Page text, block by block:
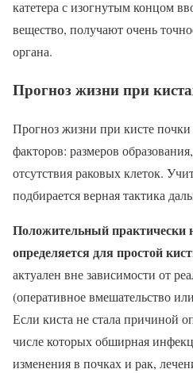
катетера с изогнутым концом
вещество, получают очень
органа.
Прогноз жизни при
Прогноз жизни при кисте почки
факторов: размеров
отсутствия раковых клеток.
подбирается верная тактика
Положительный практически
определяется для простой
актуален вне зависимости от
(оперативное вмешательство
Если киста не стала причиной
числе которых обширная
изменения в почках и рак,